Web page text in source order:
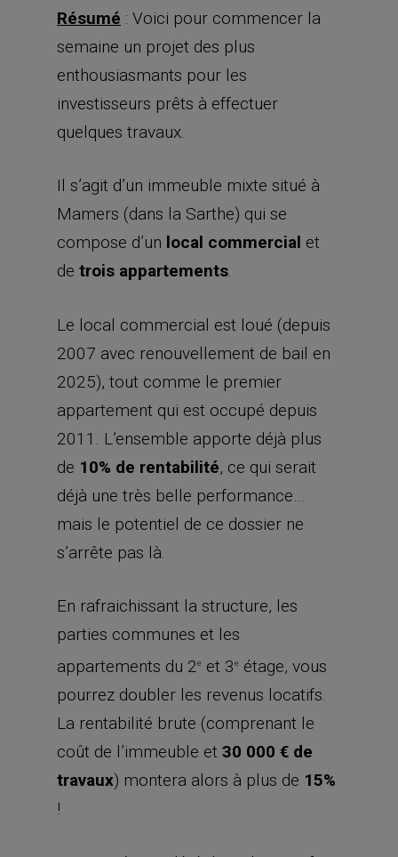
Résumé : Voici pour commencer la
semaine un projet des plus
enthousiasmants pour les
investisseurs prêts à effectuer
quelques travaux.
Il s’agit d’un immeuble mixte situé à
Mamers (dans la Sarthe) qui se
compose d’un local commercial et
de trois appartements.
Le local commercial est loué (depuis
2007 avec renouvellement de bail en
2025), tout comme le premier
appartement qui est occupé depuis
2011. L’ensemble apporte déjà plus
de 10% de rentabilité, ce qui serait
déjà une très belle performance…
mais le potentiel de ce dossier ne
s’arrête pas là.
En rafraichissant la structure, les
parties communes et les
appartements du 2e et 3e
étage, vous
pourrez doubler les revenus locatifs.
La rentabilité brute (comprenant le
coût de l’immeuble et 30 000 € de
travaux) montera alors à plus de 15%
!